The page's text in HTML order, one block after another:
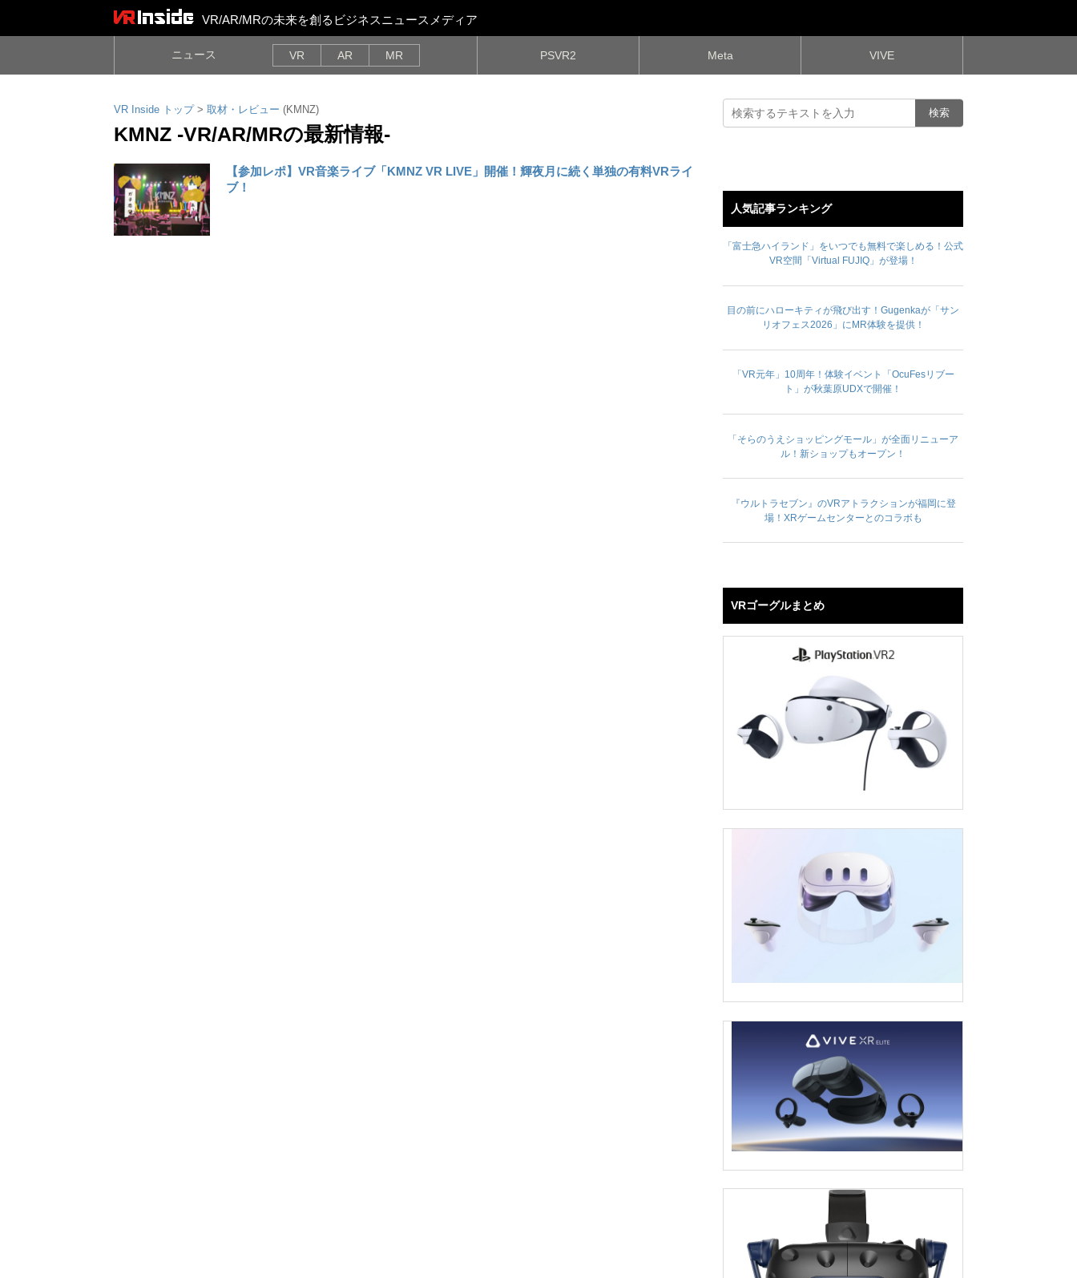
VR/AR/MRの未来を創るビジネスニュースメディア
ニュース VR AR MR PSVR2 Meta VIVE
VR Inside トップ > 取材・レビュー (KMNZ)
KMNZ -VR/AR/MRの最新情報-
【参加レポ】VR音楽ライブ「KMNZ VR LIVE」開催！輝夜月に続く単独の有料VRライ
ブ！
人気記事ランキング
「富士急ハイランド」をいつでも無料で楽しめる！公式
VR空間「Virtual FUJIQ」が登場！
目の前にハローキティが飛び出す！Gugenkaが「サン
リオフェス2026」にMR体験を提供！
「VR元年」10周年！体験イベント「OcuFesリブー
ト」が秋葉原UDXで開催！
「そらのうえショッピングモール」が全面リニューア
ル！新ショップもオープン！
『ウルトラセブン』のVRアトラクションが福岡に登
場！XRゲームセンターとのコラボも
VRゴーグルまとめ